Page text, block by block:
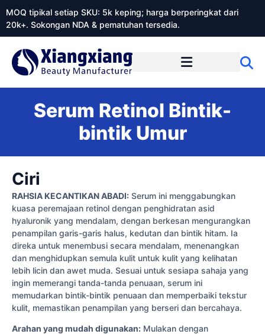
MOQ tipikal setiap SKU: 5k keping; harga berperingkat dari
20k+. Sokongan NDA & pematuhan tersedia.
Serum Retinol Bintik-
bintik Umur
Ciri
RAHSIA KECANTIKAN ABADI: Serum ini menggabungkan
kuasa peremajaan retinol dengan penghidratan asid
hyaluronik yang mendalam, dengan berkesan mengurangkan
penampilan garis-garis halus, kedutan dan bintik hitam. Ia
direka untuk menembusi secara mendalam, menenangkan
dan menghidupkan semula kulit untuk kulit yang kelihatan
lebih licin dan awet muda. Sesuai untuk sesiapa sahaja yang
ingin memerangi tanda-tanda penuaan, serum ini
memudarkan bintik-bintik penuaan dan memperbaiki tekstur
kulit, memastikan penampilan yang berseri dan bercahaya.
Arahan yang mudah digunakan: Mulakan dengan